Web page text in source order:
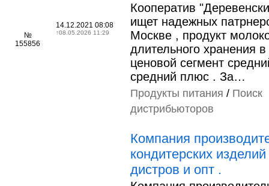
№
155856
14.12.2021 08:08
↑08.05.2026 11:29
Кооператив
ищет надежных
Москве , продукт
длительного хранения в
ценовой сегмент
средний плюс . За…
Продукты питания / Поиск
дистрибьюторов
Компания
кондитерских
дистров и опт .